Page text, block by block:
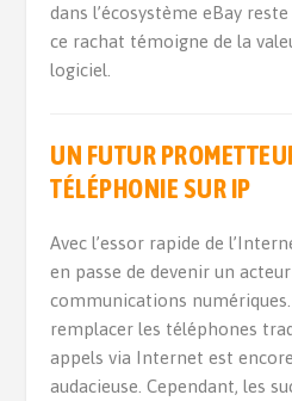
dans l’écosystème eBay
ce rachat témoigne de la
logiciel.
UN FUTUR
TÉLÉPHONIE SUR IP
Avec l’essor rapide de
en passe de devenir un
communications numériques.
remplacer les téléphones
appels via Internet est
audacieuse. Cependant, les